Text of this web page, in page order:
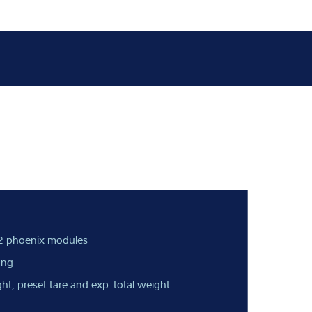
phoenix modules
preset tare and exp. total weight